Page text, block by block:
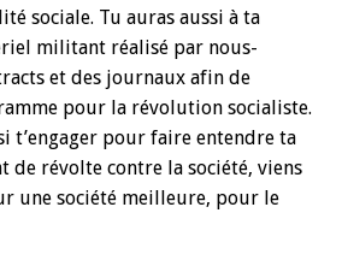
sociale. Tu auras aussi à ta
militant réalisé par nous-
et des journaux afin de
pour la révolution socialiste.
t’engager pour faire entendre ta
de révolte contre la société, viens
une société meilleure, pour le